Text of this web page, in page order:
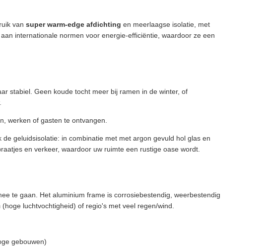
van super warm-edge afdichting en meerlaagse isolatie, met
internationale normen voor energie-efficiëntie, waardoor ze een
stabiel. Geen koude tocht meer bij ramen in de winter, of
werken of gasten te ontvangen.
geluidsisolatie: in combinatie met met argon gevuld hol glas en
en verkeer, waardoor uw ruimte een rustige oase wordt.
te gaan. Het aluminium frame is corrosiebestendig, weerbestendig
luchtvochtigheid) of regio's met veel regen/wind.
gebouwen)